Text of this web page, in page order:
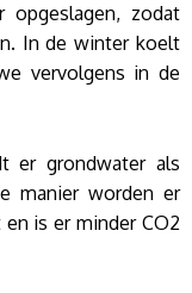
zodat
In de winter koelt
vervolgens in de
er grondwater als
manier worden er
is er minder CO2